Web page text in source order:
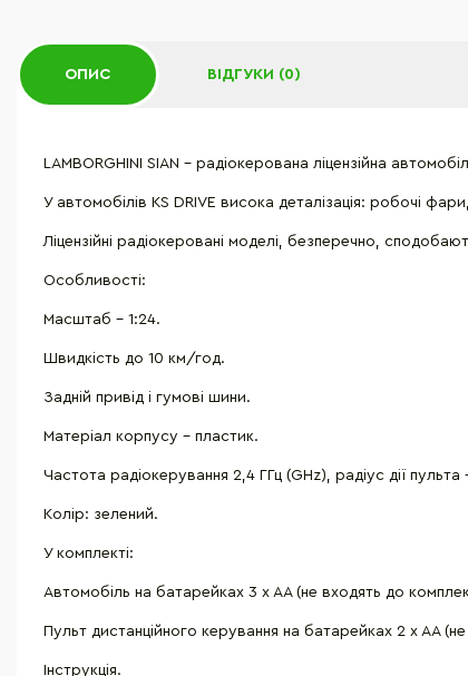
ОПИС ВІДГУКИ (0)
LAMBORGHINI SIAN - радіокерована ліцензійна
У автомобілів KS DRIVE висока деталізація: робочі
Ліцензійні радіокеровані моделі, безперечно,
Особливості:
Масштаб - 1:24.
Швидкість до 10 км/год.
Задній привід і гумові шини.
Матеріал корпусу - пластик.
Частота радіокерування 2,4 ГГц (GНz), радіус дії
Колір: зелений.
У комплекті:
Автомобіль на батарейках 3 x AA (не входять до
Пульт дистанційного керування на батарейках 2 x AA
Інструкція.